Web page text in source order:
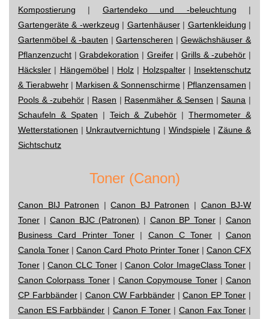
Kompostierung | Gartendeko und -beleuchtung |
Gartengeräte & -werkzeug | Gartenhäuser| Gartenkleidung |
Gartenmöbel & -bauten |Gartenscheren |Gewächshäuser &
Pflanzenzucht |Grabdekoration | Greifer|Grills & -zubehör |
Häcksler | Hängemöbel| Holz | Holzspalter| Insektenschutz
& Tierabwehr | Markisen & Sonnenschirme | Pflanzensamen |
Pools & -zubehör | Rasen | Rasenmäher & Sensen |Sauna |
Schaufeln & Spaten | Teich & Zubehör |Thermometer &
Wetterstationen | Unkrautvernichtung | Windspiele|Zäune &
Sichtschutz
Toner (Canon)
Canon BIJ Patronen |Canon BJ Patronen | Canon BJ-W
Toner |Canon BJC (Patronen) | Canon BP Toner|Canon
Business Card Printer Toner | Canon C Toner |Canon
Canola Toner |Canon Card Photo Printer Toner| Canon CFX
Toner |Canon CLC Toner|Canon Color ImageClass Toner |
Canon Colorpass Toner| Canon Copymouse Toner| Canon
CP Farbbänder| Canon CW Farbbänder |Canon EP Toner |
Canon ES Farbbänder | Canon F Toner | Canon Fax Toner |